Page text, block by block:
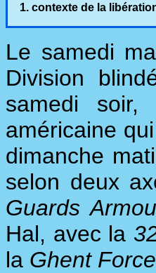
1. contexte de la
Le samedi
Division
samedi
américaine
dimanche
selon deux
Guards
Hal, avec la
la Ghent Force